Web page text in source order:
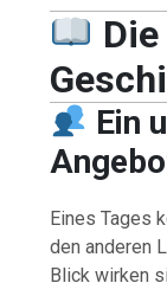
Ein
Eines Tages
den anderen
Blick wirken